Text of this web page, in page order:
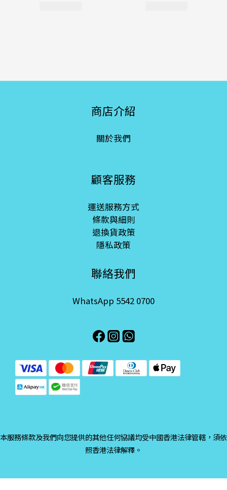
商店介紹
關於我們
顧客服務
運送服務方式
條款與細則
退換貨政策
隱私政策
聯絡我們
WhatsApp 5542 0700
本服務條款及我們向您提供的其他任何協議均受中國香港法律管轄，須依
照香港法律解釋。